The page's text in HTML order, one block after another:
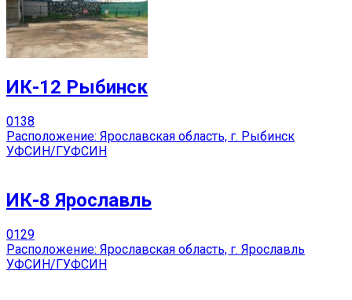
ИК-12 Рыбинск
0138
Расположение: Ярославская область, г. Рыбинск
УФСИН/ГУФСИН
ИК-8 Ярославль
0129
Расположение: Ярославская область, г. Ярославль
УФСИН/ГУФСИН